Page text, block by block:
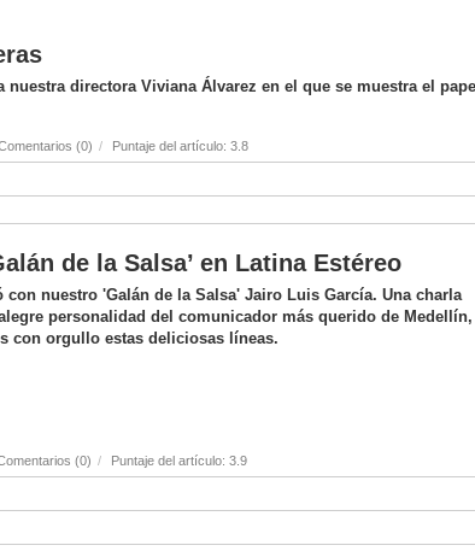
directora Viviana Álvarez en el que se muestra el
(0) / Puntaje del artículo: 3.8
de la Salsa’ en Latina Estéreo
nuestro 'Galán de la Salsa' Jairo Luis García. Una charla
personalidad del comunicador más querido de Medellín,
con orgullo estas deliciosas líneas.
(0) / Puntaje del artículo: 3.9